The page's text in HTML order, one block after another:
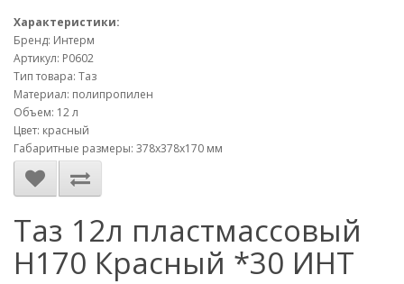
Характеристики:
Бренд: Интерм
Артикул: Р0602
Тип товара: Таз
Материал: полипропилен
Объем: 12 л
Цвет: красный
Габаритные размеры: 378х378х170 мм
Таз 12л пластмассовый
H170 Красный *30 ИНТ